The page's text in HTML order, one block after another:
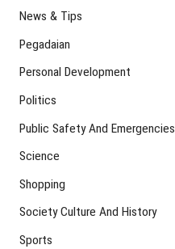
News & Tips
Pegadaian
Personal Development
Politics
Public Safety And Emergencies
Science
Shopping
Society Culture And History
Sports